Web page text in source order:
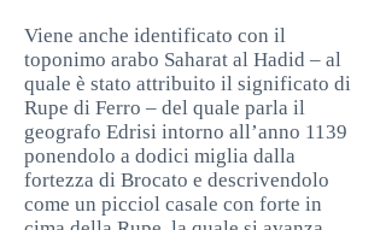
Viene anche identificato con il
toponimo arabo Saharat al Hadid – al
quale è stato attribuito il significato di
Rupe di Ferro – del quale parla il
geografo Edrisi intorno all’anno 1139
ponendolo a dodici miglia dalla
fortezza di Brocato e descrivendolo
come un picciol casale con forte in